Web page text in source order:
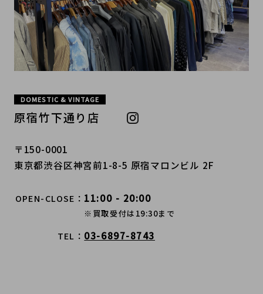
DOMESTIC & VINTAGE
原宿竹下通り店
〒150-0001
東京都渋谷区神宮前1-8-5 原宿マロンビル 2F
OPEN-CLOSE 11:00 - 20:00
※買取受付は19:30まで
TEL 03-6897-8743